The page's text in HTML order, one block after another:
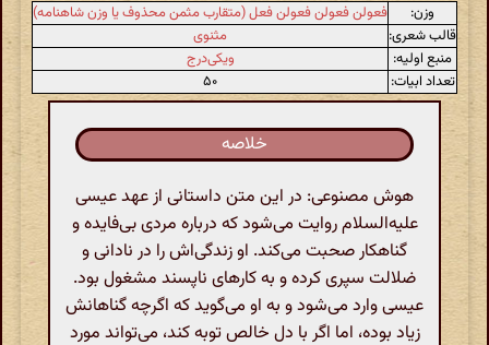
وزن:
فعولن فعولن فعولن فعل (متقارب مثمن محذوف یا وزن شاهنامه)
قالب شعری:
مثنوی
منبع اولیه:
ویکی‌درج
تعداد ابیات:
۵۰
خلاصه
هوش مصنوعی: در این متن داستانی از عهد عیسی
علیه‌السلام روایت می‌شود که درباره مردی بی‌فایده و
گناهکار صحبت می‌کند. او زندگی‌اش را در نادانی و
ضلالت سپری کرده و به کارهای ناپسند مشغول بود.
عیسی وارد می‌شود و به او می‌گوید که اگرچه گناهانش
زیاد بوده، اما اگر با دل خالص توبه کند، می‌تواند مورد